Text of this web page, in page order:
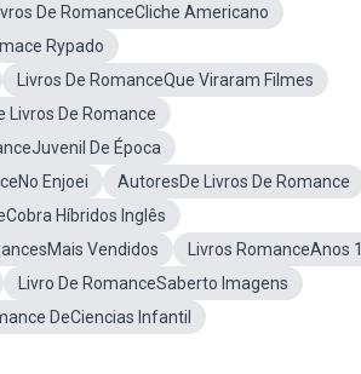
De RomanceCliche Americano
Rypado
Livros De RomanceQue Viraram Filmes
Livros De Romance
De Época
Enjoei
AutoresDe Livros De Romance
Híbridos Inglês
Vendidos
Livros RomanceAnos
Livro De RomanceSaberto Imagens
DeCiencias Infantil